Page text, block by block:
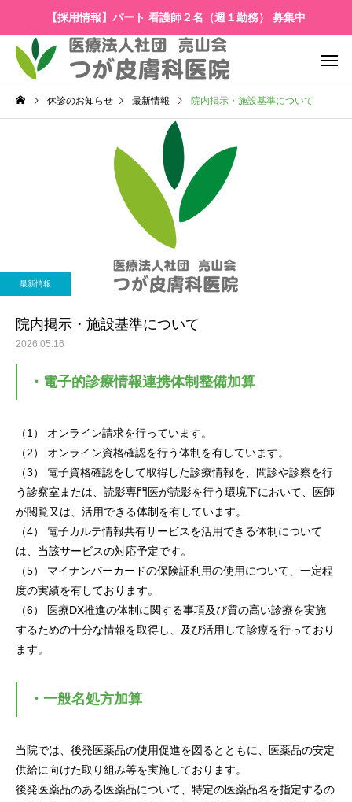
【採用情報】パート 看護師２名（週１勤務） 募集中
休診のお知らせ 最新情報 院内掲示・施設基準について
最新情報
院内掲示・施設基準について
2026.05.16
・電子的診療情報連携体制整備加算
（1） オンライン請求を行っています。
（2） オンライン資格確認を行う体制を有しています。
（3） 電子資格確認をして取得した診療情報を、問診や診察を行
う診察室または、読影専門医が読影を行う環境下において、医師
が閲覧又は、活用できる体制を有しています。
（4） 電子カルテ情報共有サービスを活用できる体制について
は、当該サービスの対応予定です。
（5） マイナンバーカードの保険証利用の使用について、一定程
度の実績を有しております。
（6） 医療DX推進の体制に関する事項及び質の高い診療を実施
するための十分な情報を取得し、及び活用して診療を行っており
ます。
・一般名処方加算
当院では、後発医薬品の使用促進を図るとともに、医薬品の安定
供給に向けた取り組み等を実施しております。
後発医薬品のある医薬品について、特定の医薬品名を指定するの